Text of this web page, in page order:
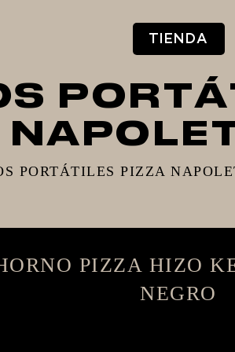
TIENDA
PORTÁTILES PIZZA
PIZZA HIZO
NEGRO